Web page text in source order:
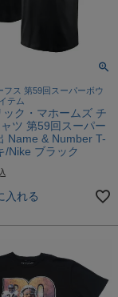
フス 第59回スーパーボウ
テム
ック・マホームズ チ
ツ 第59回スーパー
Name & Number T-
/Nike ブラック
入れる